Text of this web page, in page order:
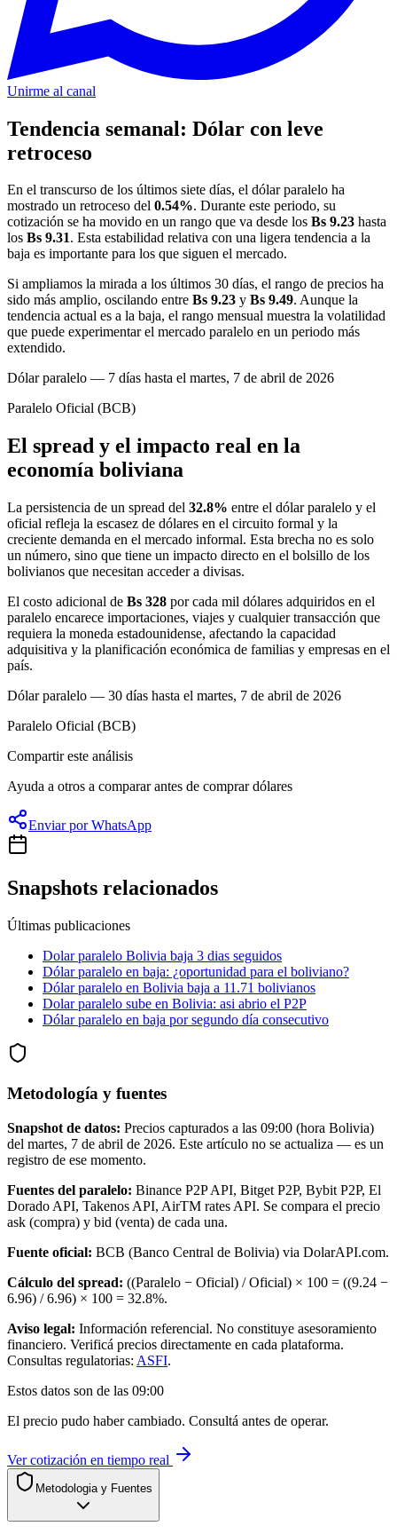
Unirme al canal
Tendencia semanal: Dólar con leve
retroceso
En el transcurso de los últimos siete días, el dólar paralelo ha
mostrado un retroceso del 0.54%. Durante este periodo, su
cotización se ha movido en un rango que va desde los Bs 9.23 hasta
los Bs 9.31. Esta estabilidad relativa con una ligera tendencia a la
baja es importante para los que siguen el mercado.
Si ampliamos la mirada a los últimos 30 días, el rango de precios ha
sido más amplio, oscilando entre Bs 9.23 y Bs 9.49. Aunque la
tendencia actual es a la baja, el rango mensual muestra la volatilidad
que puede experimentar el mercado paralelo en un periodo más
extendido.
Dólar paralelo — 7 días hasta el martes, 7 de abril de 2026
Paralelo Oficial (BCB)
El spread y el impacto real en la
economía boliviana
La persistencia de un spread del 32.8% entre el dólar paralelo y el
oficial refleja la escasez de dólares en el circuito formal y la
creciente demanda en el mercado informal. Esta brecha no es solo
un número, sino que tiene un impacto directo en el bolsillo de los
bolivianos que necesitan acceder a divisas.
El costo adicional de Bs 328 por cada mil dólares adquiridos en el
paralelo encarece importaciones, viajes y cualquier transacción que
requiera la moneda estadounidense, afectando la capacidad
adquisitiva y la planificación económica de familias y empresas en el
país.
Dólar paralelo — 30 días hasta el martes, 7 de abril de 2026
Paralelo Oficial (BCB)
Compartir este análisis
Ayuda a otros a comparar antes de comprar dólares
Enviar por WhatsApp
Snapshots relacionados
Últimas publicaciones
Dolar paralelo Bolivia baja 3 dias seguidos
Dólar paralelo en baja: ¿oportunidad para el boliviano?
Dólar paralelo en Bolivia baja a 11.71 bolivianos
Dolar paralelo sube en Bolivia: asi abrio el P2P
Dólar paralelo en baja por segundo día consecutivo
Metodología y fuentes
Snapshot de datos: Precios capturados a las 09:00 (hora Bolivia)
del martes, 7 de abril de 2026. Este artículo no se actualiza — es un
registro de ese momento.
Fuentes del paralelo: Binance P2P API, Bitget P2P, Bybit P2P, El
Dorado API, Takenos API, AirTM rates API. Se compara el precio
ask (compra) y bid (venta) de cada una.
Fuente oficial: BCB (Banco Central de Bolivia) via DolarAPI.com.
Cálculo del spread: ((Paralelo − Oficial) / Oficial) × 100 = ((9.24 −
6.96) /6.96) × 100 = 32.8%.
Aviso legal: Información referencial. No constituye asesoramiento
financiero. Verificá precios directamente en cada plataforma.
Consultas regulatorias: ASFI.
Estos datos son de las 09:00
El precio pudo haber cambiado. Consultá antes de operar.
Ver cotización en tiempo real
Metodologia y Fuentes